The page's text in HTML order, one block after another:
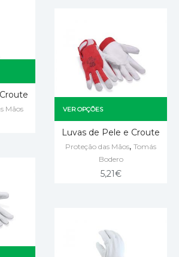
Mãos VER OPÇÕES
Luvas de Pele e Croute
Proteção das Mãos,Tomás
Bodero
5,21€